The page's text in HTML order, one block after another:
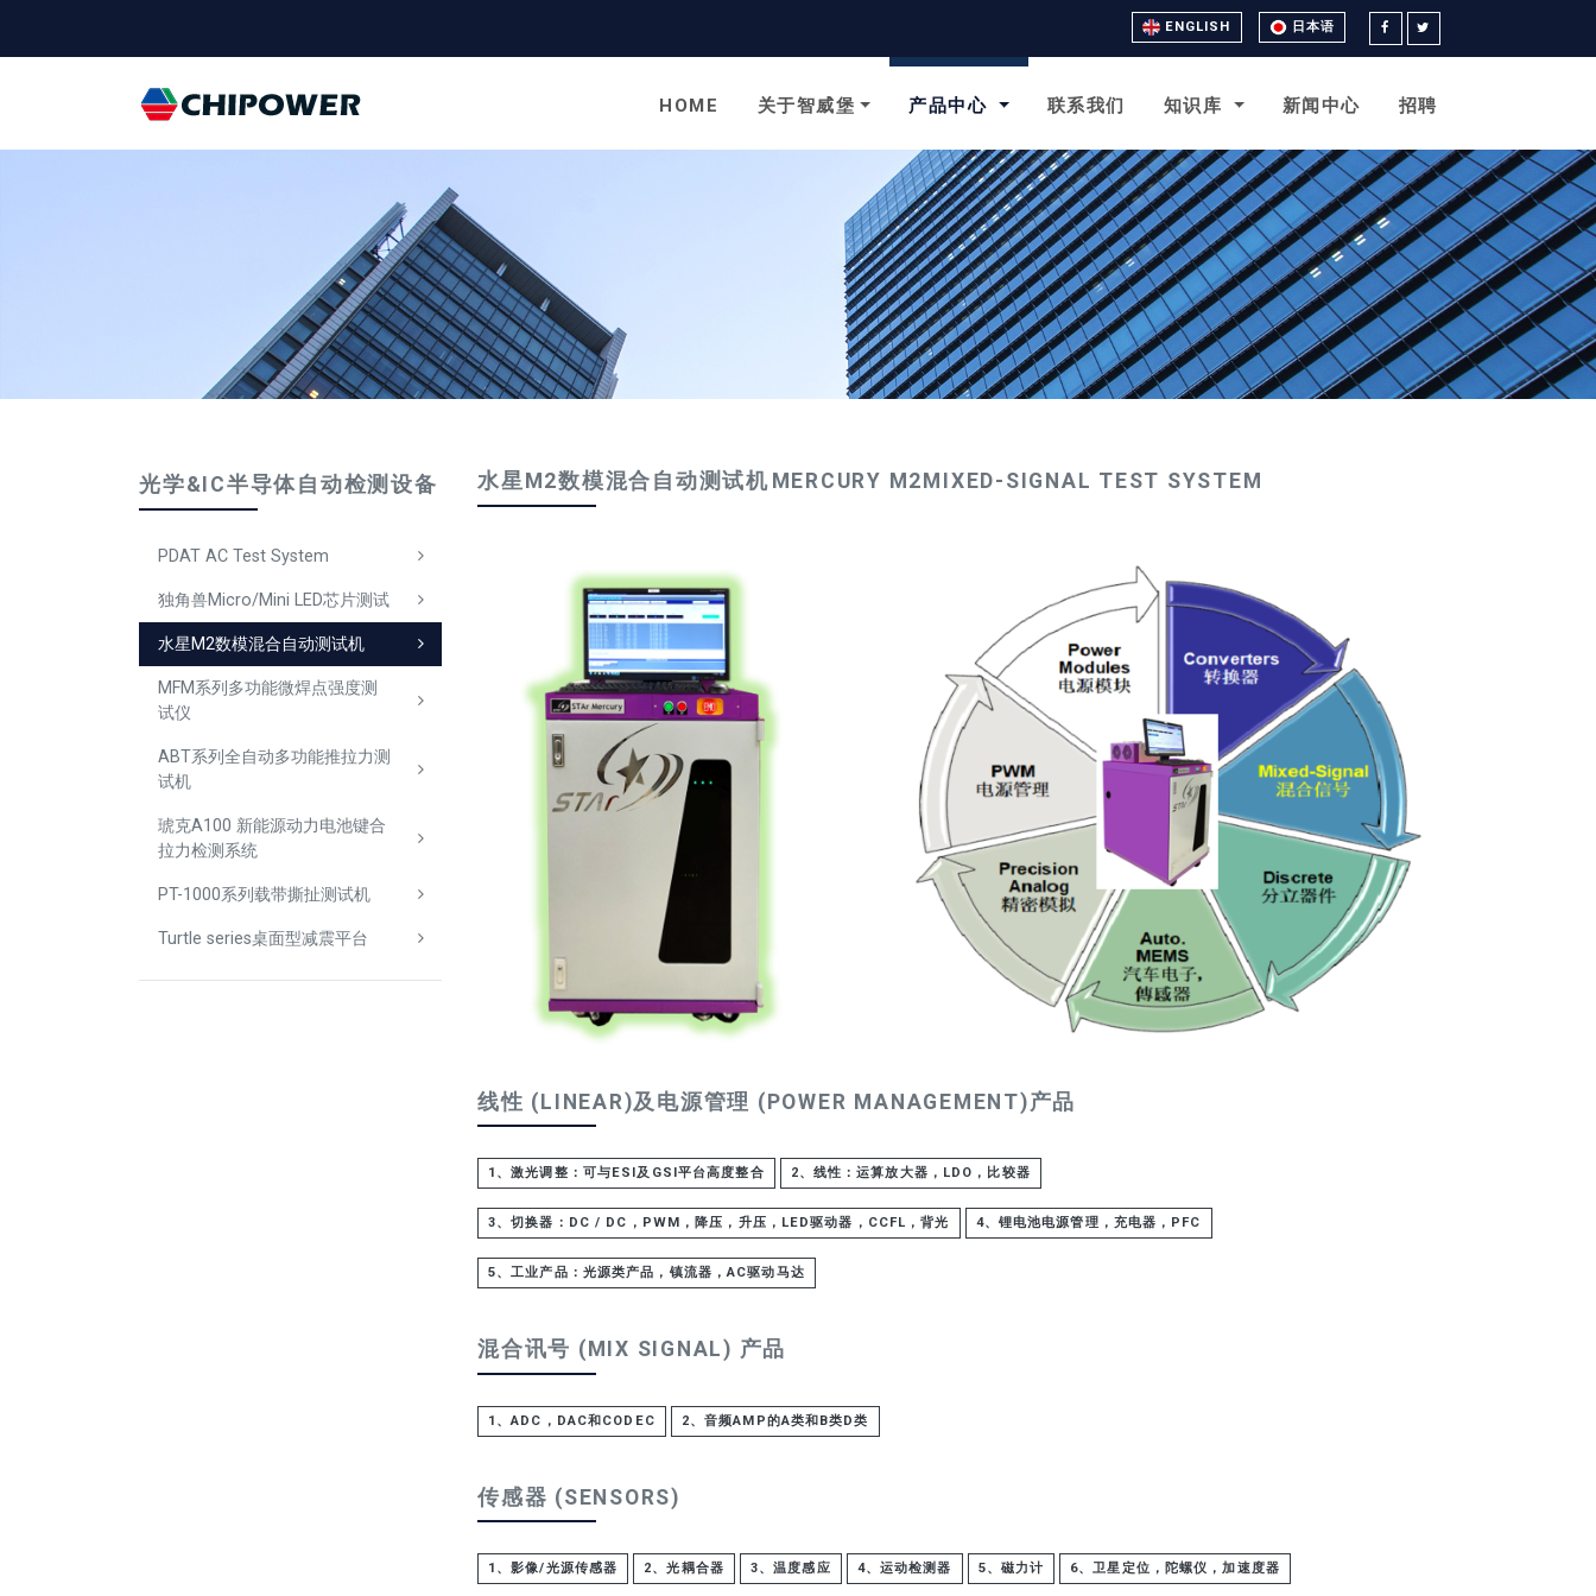
ENGLISH 日本语
Universal - go to homepage HOME 关于智威堡 产品中心 联系我们 知识库 新闻中心 招聘
光学&IC半导体自动检测设备
PDAT AC Test System
独角兽Micro/Mini LED芯片测试
水星M2数模混合自动测试机
MFM系列多功能微焊点强度测
试仪
ABT系列全自动多功能推拉力测
试机
琥克A100 新能源动力电池键合
拉力检测系统
PT-1000系列载带撕扯测试机
Turtle series桌面型减震平台
水星M2数模混合自动测试机 MERCURY M2MIXED-SIGNAL TEST SYSTEM
线性 (LINEAR)及电源管理 (POWER MANAGEMENT)产品
1、激光调整：可与ESI及GSI平台高度整合 2、线性：运算放大器，LDO，比较器
3、切换器：DC / DC，PWM，降压，升压，LED驱动器，CCFL，背光 4、锂电池电源管理，充电器，PFC
5、工业产品：光源类产品，镇流器，AC驱动马达
混合讯号 (MIX SIGNAL) 产品
1、ADC，DAC和CODEC 2、音频AMP的A类和B类D类
传感器 (SENSORS)
1、影像/光源传感器 2、光耦合器 3、温度感应 4、运动检测器 5、磁力计 6、卫星定位，陀螺仪，加速度器